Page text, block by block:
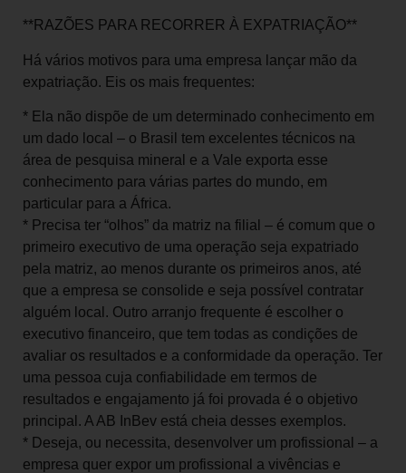
**RAZÕES PARA RECORRER À EXPATRIAÇÃO**
Há vários motivos para uma empresa lançar mão da
expatriação. Eis os mais frequentes:
* Ela não dispõe de um determinado conhecimento em
um dado local – o Brasil tem excelentes técnicos na
área de pesquisa mineral e a Vale exporta esse
conhecimento para várias partes do mundo, em
particular para a África.
* Precisa ter “olhos” da matriz na filial – é comum que o
primeiro executivo de uma operação seja expatriado
pela matriz, ao menos durante os primeiros anos, até
que a empresa se consolide e seja possível contratar
alguém local. Outro arranjo frequente é escolher o
executivo financeiro, que tem todas as condições de
avaliar os resultados e a conformidade da operação. Ter
uma pessoa cuja confiabilidade em termos de
resultados e engajamento já foi provada é o objetivo
principal. A AB InBev está cheia desses exemplos.
* Deseja, ou necessita, desenvolver um profissional – a
empresa quer expor um profissional a vivências e